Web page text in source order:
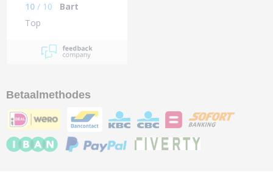
10 / 10
Bart
Top
Betaalmethodes